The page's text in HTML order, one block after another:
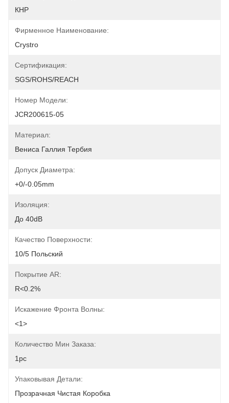
КНР
Фирменное Наименование:
Crystro
Сертификация:
SGS/ROHS/REACH
Номер Модели:
JCR200615-05
Материал:
Вениса Галлия Тербия
Допуск Диаметра:
+0/-0.05mm
Изоляция:
До 40dB
Качество Поверхности:
10/5 Польский
Покрытие AR:
R<0.2%
Искажение Фронта Волны:
<1>
Количество Мин Заказа:
1pc
Упаковывая Детали:
Прозрачная Чистая Коробка